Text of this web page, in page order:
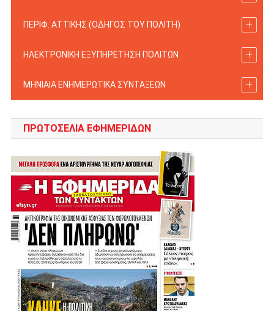
ΠΕΡΙΦ. ΑΤΤΙΚΗΣ (ΟΔΗΓΟΣ TOY ΠΟΛΙΤΗ)
ΗΛΕΚΤΡΟΝΙΚΗ ΕΞΥΠΗΡΕΤΗΣΗ ΠΟΛΙΤΩΝ
ΜΗΝΙΑΙΑ ΕΝΗΜΕΡΩΤΙΚΑ ΣΥΝΤΑΞΕΩΝ
ΠΡΩΤΟΣΈΛΙΑ ΕΦΗΜΕΡΊΔΩΝ